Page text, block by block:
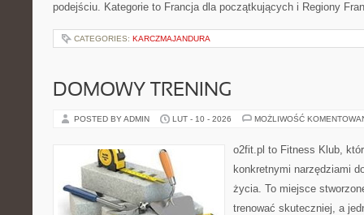
podejściu. Kategorie to Francja dla początkujących i Regiony
CATEGORIES: KARCZMAJANDURA
DOMOWY TRENING
POSTED BY ADMIN LUT - 10 - 2026 MOŻLIWOŚĆ
o2fit.pl to Fitness Klub,
konkretnymi narzędziami
życia. To miejsce
trenować skuteczniej, a